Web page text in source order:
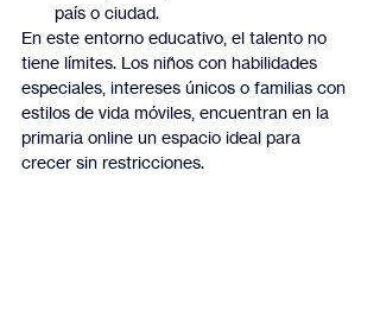
país o ciudad.
En este entorno educativo, el talento no
tiene límites. Los niños con habilidades
especiales, intereses únicos o familias con
estilos de vida móviles, encuentran en la
primaria online un espacio ideal para
crecer sin restricciones.